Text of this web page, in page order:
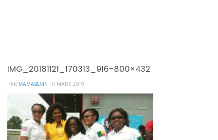
IMG_20181121_170313_916-800×432
PAR MAMABENIN · 17 MARS 2019